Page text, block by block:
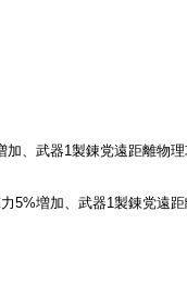
、武器1製錬党遠距離物
5%増加、武器1製錬党遠